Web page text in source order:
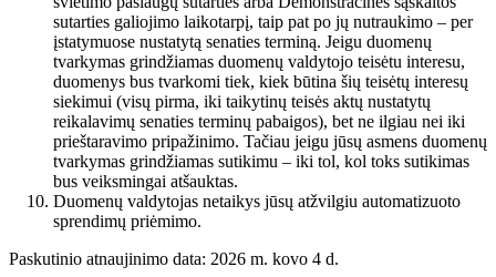
sutarties galiojimo laikotarpį, taip pat po jų nutraukimo – per
įstatymuose nustatytą senaties terminą. Jeigu duomenų
tvarkymas grindžiamas duomenų valdytojo teisėtu interesu,
duomenys bus tvarkomi tiek, kiek būtina šių teisėtų interesų
siekimui (visų pirma, iki taikytinų teisės aktų nustatytų
reikalavimų senaties terminų pabaigos), bet ne ilgiau nei iki
prieštaravimo pripažinimo. Tačiau jeigu jūsų asmens duomenų
tvarkymas grindžiamas sutikimu – iki tol, kol toks sutikimas
bus veiksmingai atšauktas.
Duomenų valdytojas netaikys jūsų atžvilgiu automatizuoto
sprendimų priėmimo.
Paskutinio atnaujinimo data: 2026 m. kovo 4 d.